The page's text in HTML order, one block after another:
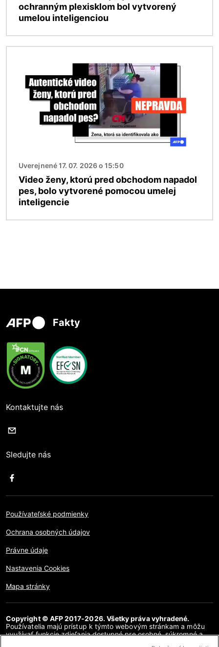
ochranným plexisklom bol vytvorený
umelou inteligenciou
Uverejnené 17. 07. 2026 o 15:50
Video ženy, ktorú pred obchodom napadol
pes, bolo vytvorené pomocou umelej
inteligencie
Fakty
Kontaktujte nás
Sledujte nás
Používateľské podmienky
Ochrana osobných údajov
Právne údaje
Nastavenia Cookies
Mapa stránky
Copyright © AFP 2017-2026. Všetky práva vyhradené.
Používatelia majú prístup k týmto webovým stránkam a môžu
využívať funkcie zdieľania dostupné pre osobné, súkromné a